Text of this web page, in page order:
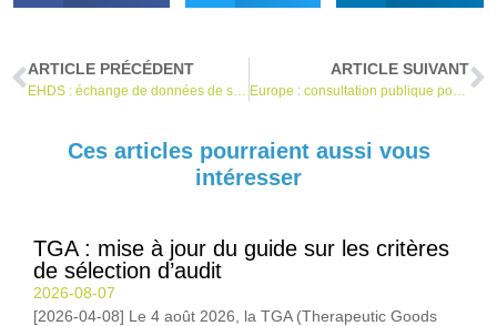
ARTICLE PRÉCÉDENT ARTICLE SUIVANT
Europe : consultation publique pour la mise à jour des lignes directrices sur les phtalates dans les DM
Ces articles pourraient aussi vous
intéresser
TGA : mise à jour du guide sur les critères
de sélection d’audit
2026-08-07
[2026-04-08] Le 4 août 2026, la TGA (Therapeutic Goods